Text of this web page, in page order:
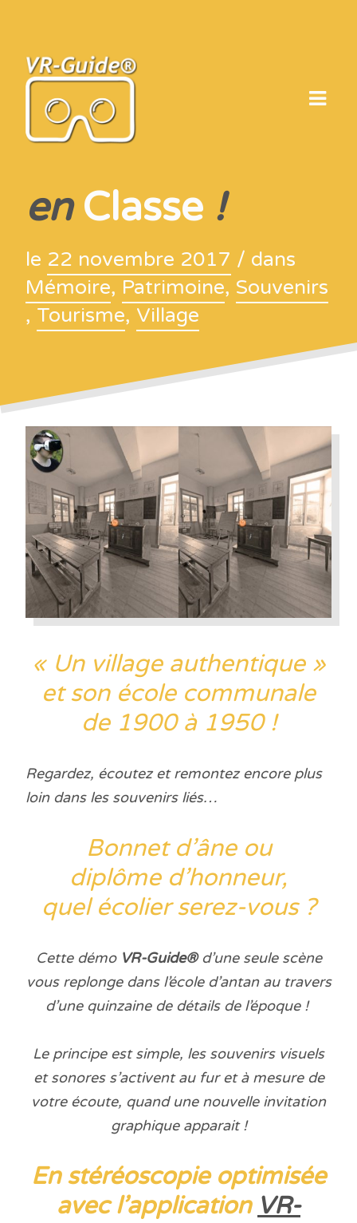
content
en Classe !
le 22 novembre 2017 / dans
Mémoire, Patrimoine, Souvenirs
, Tourisme, Village
« Un village authentique »
et son école communale
de 1900 à 1950 !
Regardez, écoutez et remontez encore plus
loin dans les souvenirs liés…
Bonnet d’âne ou
diplôme d’honneur,
quel écolier serez-vous ?
Cette démo VR-Guide®d’une seule scène
vous replonge dans l’école d’antan au travers
d’une quinzaine de détails de l’époque !
Le principe est simple, les souvenirs visuels
et sonores s’activent au fur et à mesure de
votre écoute, quand une nouvelle invitation
graphique apparait !
En stéréoscopie optimisée
avecl’application VR-